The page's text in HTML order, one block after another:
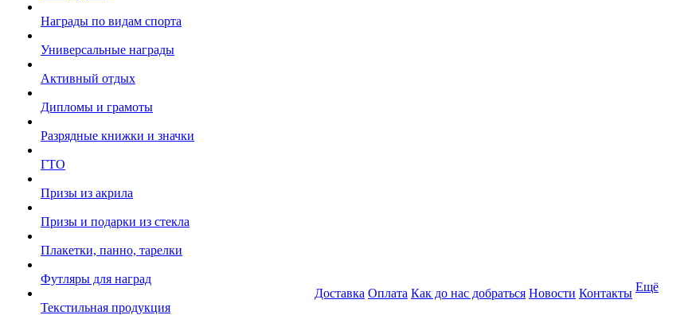
Награды по видам спорта
Универсальные награды
Активный отдых
Дипломы и грамоты
Разрядные книжки и значки
ГТО
Призы из акрила
Призы и подарки из стекла
Плакетки, панно, тарелки
Футляры для наград
Текстильная продукция
Доставка Оплата Как до нас добраться Новости Контакты Ещё